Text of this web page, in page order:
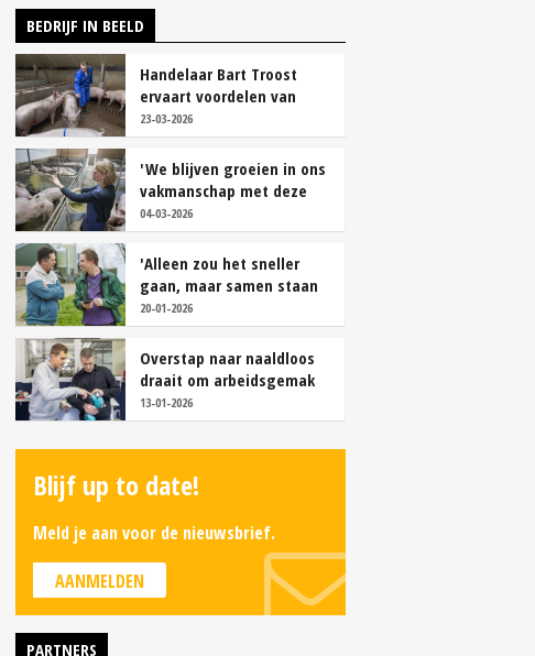
BEDRIJF IN BEELD
Handelaar Bart Troost
ervaart voordelen van
coöperatieve voerfusie
23-03-2026
'We blijven groeien in ons
vakmanschap met deze
teamaanpak'
04-03-2026
'Alleen zou het sneller
gaan, maar samen staan
we stukken sterker'
20-01-2026
Overstap naar naaldloos
draait om arbeidsgemak
en diervriendelijkheid
13-01-2026
Blijf up to date!
Meld je aan voor de nieuwsbrief.
AANMELDEN
PARTNERS